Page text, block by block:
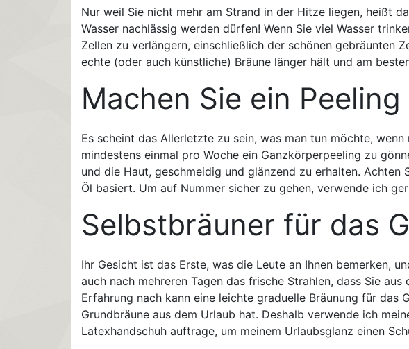
Nur weil Sie nicht mehr am Strand in der Hitze liegen, heißt
Wasser nachlässig werden dürfen! Wenn Sie viel Wasser
Zellen zu verlängern, einschließlich der schönen gebräunten
echte (oder auch künstliche) Bräune länger hält und am
Machen Sie ein Peeling
Es scheint das Allerletzte zu sein, was man tun möchte,
mindestens einmal pro Woche ein Ganzkörperpeeling zu
und die Haut, geschmeidig und glänzend zu erhalten. Achten
Öl basiert. Um auf Nummer sicher zu gehen, verwende ich
Selbstbräuner für das
Ihr Gesicht ist das Erste, was die Leute an Ihnen bemerken,
auch nach mehreren Tagen das frische Strahlen, dass Sie
Erfahrung nach kann eine leichte graduelle Bräunung für das
Grundbräune aus dem Urlaub hat. Deshalb verwende ich
Latexhandschuh auftrage, um meinem Urlaubsglanz einen